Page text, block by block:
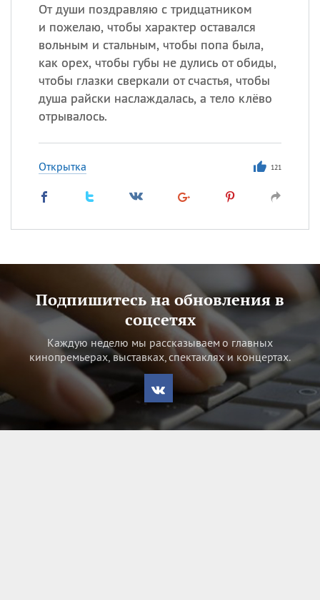
От души поздравляю с тридцатником
и пожелаю, чтобы характер оставался
вольным и стальным, чтобы попа была,
как орех, чтобы губы не дулись от обиды,
чтобы глазки сверкали от счастья, чтобы
душа райски наслаждалась, а тело клёво
отрывалось.
Открытка 121
Подпишитесь на обновления в
соцсетях
Каждую неделю мы рассказываем о главных
кинопремьерах, выставках, спектаклях и концертах.